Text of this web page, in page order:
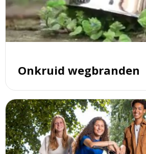
Onkruid wegbranden
Lees
meer
over
Veilig